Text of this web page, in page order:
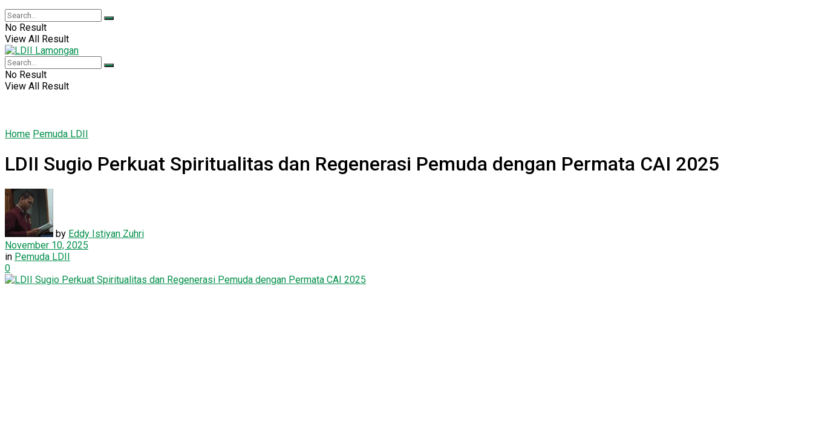
No Result
View All Result
No Result
View All Result
Home Pemuda LDII
LDII Sugio Perkuat Spiritualitas dan Regenerasi Pemuda dengan Permata CAI 2025
by Eddy Istiyan Zuhri
November 10, 2025
in Pemuda LDII
0